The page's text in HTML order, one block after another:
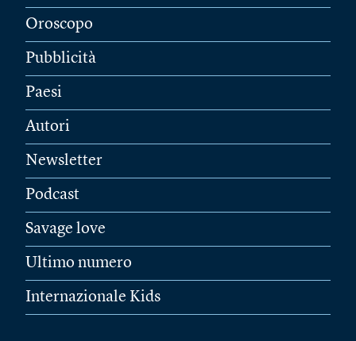
Oroscopo
Pubblicità
Paesi
Autori
Newsletter
Podcast
Savage love
Ultimo numero
Internazionale Kids